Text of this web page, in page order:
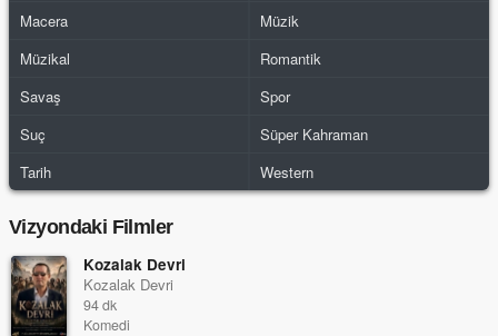
Macera
Müzik
Müzikal
Romantik
Savaş
Spor
Suç
Süper Kahraman
Tarih
Western
Vizyondaki Filmler
Kozalak Devri
Kozalak Devri
94 dk
Komedi